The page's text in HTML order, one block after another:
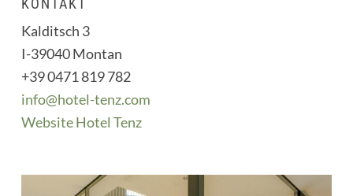
KONTAKT
Kalditsch 3
I-39040 Montan
+39 0471 819 782
info@hotel-tenz.com
Website Hotel Tenz